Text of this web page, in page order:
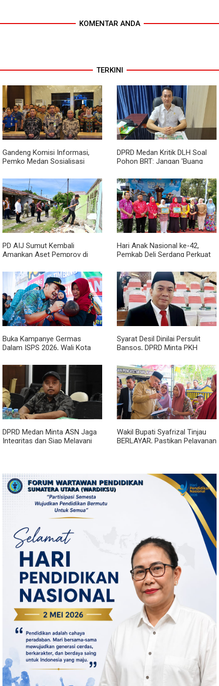
KOMENTAR ANDA
TERKINI
Gandeng Komisi Informasi,
Pemko Medan Sosialisasi
DPRD Medan Kritik DLH Soal
Pohon BRT: Jangan 'Buang
PD AIJ Sumut Kembali
Amankan Aset Pemprov di
Bioskop Ria Dibongkar
Hari Anak Nasional ke-42,
Pemkab Deli Serdang Perkuat
Buka Kampanye Germas
Dalam ISPS 2026, Wali Kota
Penurunan Stunting
Syarat Desil Dinilai Persulit
Bansos, DPRD Minta PKH
DPRD Medan Minta ASN Jaga
Integritas dan Siap Melayani
Wakil Bupati Syafrizal Tinjau
BERLAYAR, Pastikan Pelayanan